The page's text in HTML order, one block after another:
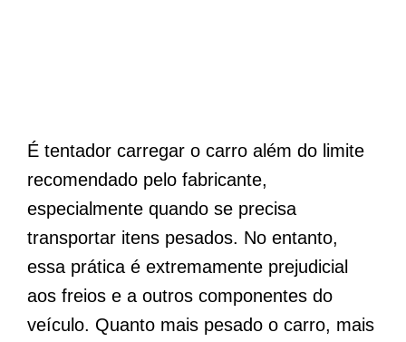
É tentador carregar o carro além do limite
recomendado pelo fabricante,
especialmente quando se precisa
transportar itens pesados. No entanto,
essa prática é extremamente prejudicial
aos freios e a outros componentes do
veículo. Quanto mais pesado o carro, mais